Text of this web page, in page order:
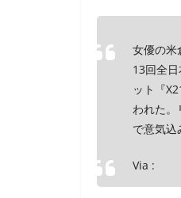
女優の米
13回全
ット『
われた。
で意気込
Via :